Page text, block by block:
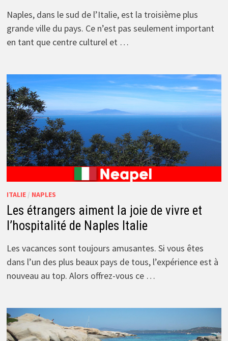
Naples, dans le sud de l’Italie, est la troisième plus
grande ville du pays. Ce n’est pas seulement important
en tant que centre culturel et …
ITALIE/ NAPLES
Les étrangers aiment la joie de vivre et
l’hospitalité de Naples Italie
Les vacances sont toujours amusantes. Si vous êtes
dans l’un des plus beaux pays de tous, l’expérience est à
nouveau au top. Alors offrez-vous ce …